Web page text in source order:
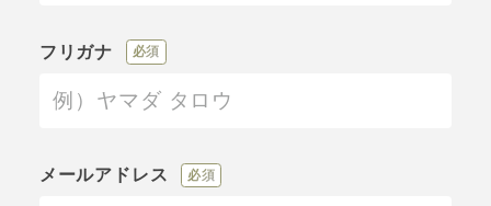
フリガナ 必須
メールアドレス 必須